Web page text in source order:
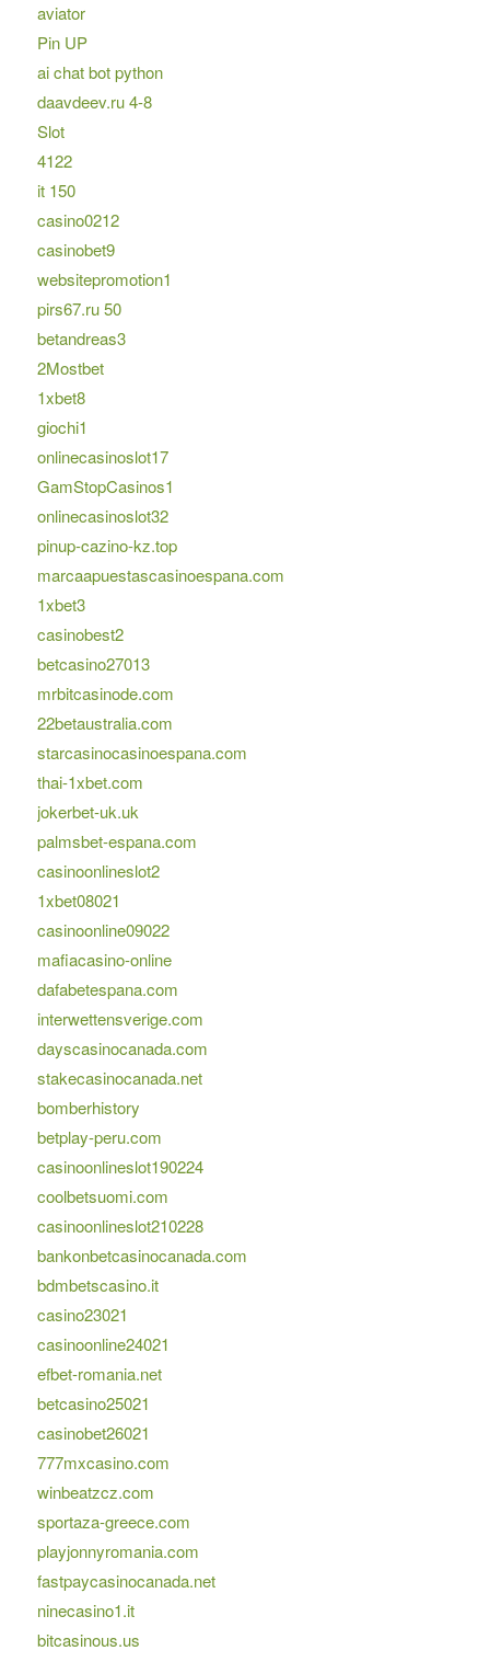
aviator
Pin UP
ai chat bot python
daavdeev.ru 4-8
Slot
4122
it 150
casino0212
casinobet9
websitepromotion1
pirs67.ru 50
betandreas3
2Mostbet
1xbet8
giochi1
onlinecasinoslot17
GamStopCasinos1
onlinecasinoslot32
pinup-cazino-kz.top
marcaapuestascasinoespana.com
1xbet3
casinobest2
betcasino27013
mrbitcasinode.com
22betaustralia.com
starcasinocasinoespana.com
thai-1xbet.com
jokerbet-uk.uk
palmsbet-espana.com
casinoonlineslot2
1xbet08021
casinoonline09022
mafiacasino-online
dafabetespana.com
interwettensverige.com
dayscasinocanada.com
stakecasinocanada.net
bomberhistory
betplay-peru.com
casinoonlineslot190224
coolbetsuomi.com
casinoonlineslot210228
bankonbetcasinocanada.com
bdmbetscasino.it
casino23021
casinoonline24021
efbet-romania.net
betcasino25021
casinobet26021
777mxcasino.com
winbeatzcz.com
sportaza-greece.com
playjonnyromania.com
fastpaycasinocanada.net
ninecasino1.it
bitcasinous.us